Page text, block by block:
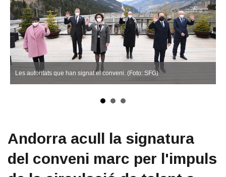
Les autoritats que han signat el conveni. (Foto: SFG)
Andorra acull la signatura
del conveni marc per l'impuls